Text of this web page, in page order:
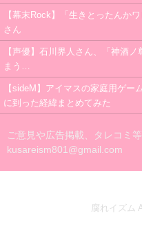
【幕末Rock】「生きとったんか
さん
【声優】石川界人さん、「神酒
まう…
【sideM】アイマスの家庭用ゲー
に到った経緯まとめてみた
ご意見や広告掲載、タレコミ
kusareism801@gmail.com
腐れイズム